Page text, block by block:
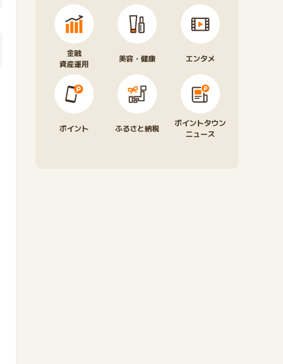
金融
資産運用
美容・健康 エンタメ
ポイント ふるさと納税
ポイントタウン
ニュース